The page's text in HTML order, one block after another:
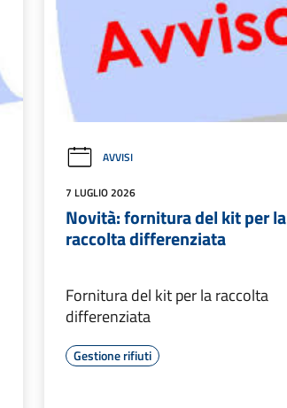
AVVISI
7 LUGLIO 2026
Novità: fornitura del kit per la
raccolta differenziata
Fornitura del kit per la raccolta
differenziata
Gestione rifiuti